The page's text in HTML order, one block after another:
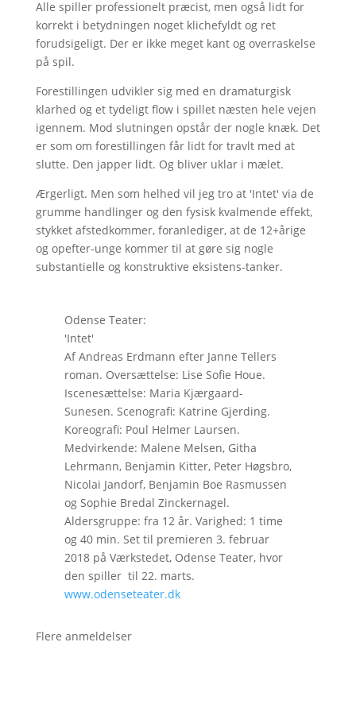
Alle spiller professionelt præcist, men også lidt for
korrekt i betydningen noget klichefyldt og ret
forudsigeligt. Der er ikke meget kant og overraskelse
på spil.
Forestillingen udvikler sig med en dramaturgisk
klarhed og et tydeligt flow i spillet næsten hele vejen
igennem. Mod slutningen opstår der nogle knæk. Det
er som om forestillingen får lidt for travlt med at
slutte. Den japper lidt. Og bliver uklar i mælet.
Ærgerligt. Men som helhed vil jeg tro at 'Intet' via de
grumme handlinger og den fysisk kvalmende effekt,
stykket afstedkommer, foranlediger, at de 12+årige
og opefter-unge kommer til at gøre sig nogle
substantielle og konstruktive eksistens-tanker.
Odense Teater:
'Intet'
Af Andreas Erdmann efter Janne Tellers
roman. Oversættelse: Lise Sofie Houe.
Iscenesættelse: Maria Kjærgaard-
Sunesen. Scenografi: Katrine Gjerding.
Koreografi: Poul Helmer Laursen.
Medvirkende: Malene Melsen, Githa
Lehrmann, Benjamin Kitter, Peter Høgsbro,
Nicolai Jandorf, Benjamin Boe Rasmussen
og Sophie Bredal Zinckernagel.
Aldersgruppe: fra 12 år. Varighed: 1 time
og 40 min. Set til premieren 3. februar
2018 på Værkstedet, Odense Teater, hvor
den spiller til 22. marts.
www.odenseteater.dk
Flere anmeldelser